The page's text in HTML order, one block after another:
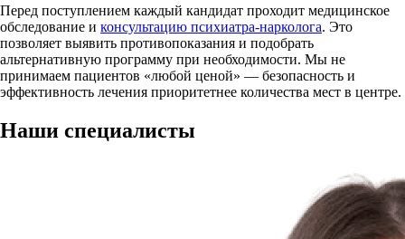
Перед поступлением каждый кандидат проходит медицинское
обследование и консультацию психиатра-нарколога. Это
позволяет выявить противопоказания и подобрать
альтернативную программу при необходимости. Мы не
принимаем пациентов «любой ценой» — безопасность и
эффективность лечения приоритетнее количества мест в центре.
Наши специалисты